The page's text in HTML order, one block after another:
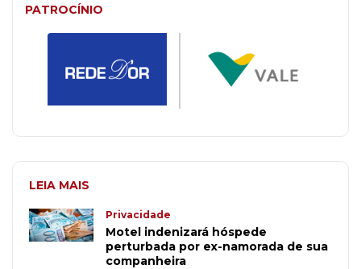
PATROCÍNIO
LEIA MAIS
Privacidade
Motel indenizará hóspede
perturbada por ex-namorada de sua
companheira